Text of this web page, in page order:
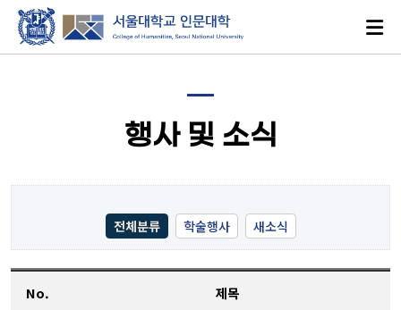
행사 및 소식
전체분류 학술행사 새소식
No. 제목
ENGLISH
대학소개